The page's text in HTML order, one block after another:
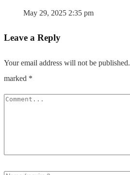
May 29, 2025 2:35 pm
Leave a Reply
Your email address will not be published.
marked *